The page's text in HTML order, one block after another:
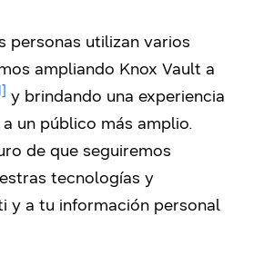
personas utilizan varios
ampliando Knox Vault a
y brindando una experiencia
un público más amplio.
de que seguiremos
tecnologías y
y a tu información personal